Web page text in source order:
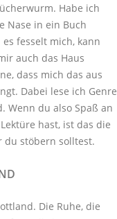
Habe ich
Nase in ein Buch
fesselt mich, kann
auch das Haus
dass mich das aus
Dabei lese ich Genre
Wenn du also Spaß an
hast, ist das die
du stöbern solltest.
Die Ruhe, die